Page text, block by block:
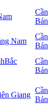
Cần
Bán
Nam
Cần
Bán
Bắc
Cần
Bán
Giang
Cần
Bán